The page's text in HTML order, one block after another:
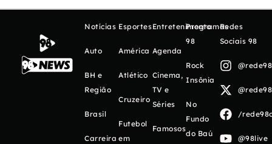
Notícias
Auto
BH e
Região
Brasil
Carreira
Esportes
América
Atlético
Cruzeiro
Futebol
em
Entretenimento
Agenda
Cinema,
TV e
Séries
Famosos
Programas
98
Rock
Insônia
No
Fundo
do Baú
Redes
Sociais 98
/
@98live